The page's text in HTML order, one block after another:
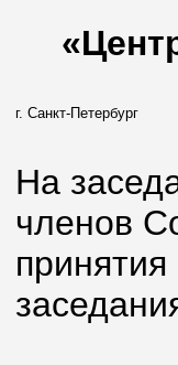
г. Санкт-Петербург
На
членов